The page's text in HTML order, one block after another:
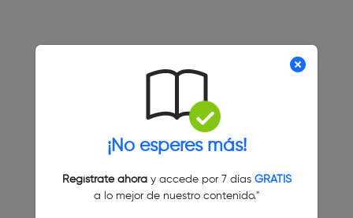
¡No esperes más!
Regístrate ahoray accede por 7 días GRATIS
a lo mejor de nuestro contenido."